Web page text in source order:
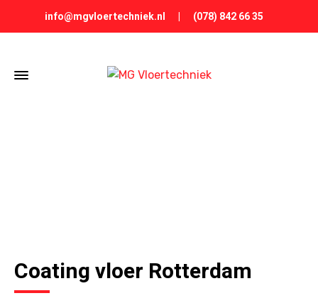
info@mgvloertechniek.nl | (078) 842 66 35
Coating vloer Rotterdam